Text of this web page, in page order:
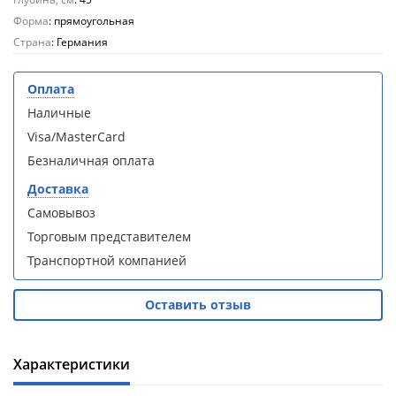
кабина
AvaCan
L910
(L910)
Душевой
ABBER
Schwarzer
Diamant
AG30120B5-
S90B5 +
поддон
кабина
AvaCan
L910
(L910)
Душевой
ABBER
Schwarzer
Diamant
AG30120B5-
S90B5 +
поддон
Форма: прямоугольная
Страна: Германия
Оплата
Наличные
Visa/MasterCard
Безналичная оплата
Доставка
Самовывоз
Торговым представителем
Транспортной компанией
Оставить отзыв
Характеристики